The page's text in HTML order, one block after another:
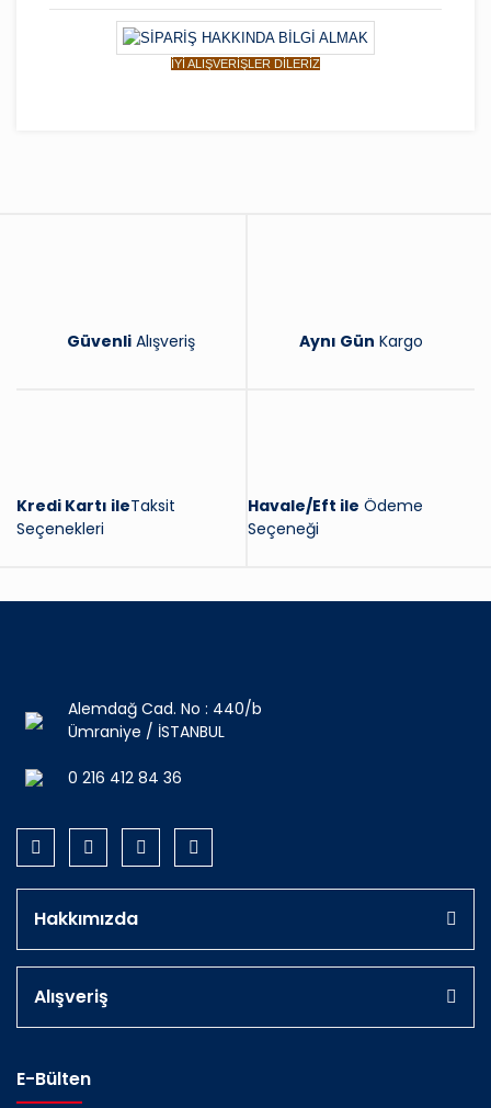
İYİ ALIŞVERİŞLER DİLERİZ
Güvenli Alışveriş Aynı Gün Kargo
Kredi Kartı ileTaksit
Seçenekleri
Havale/Eft ile Ödeme
Seçeneği
Alemdağ Cad. No : 440/b
Ümraniye / İSTANBUL
0 216 412 84 36
Hakkımızda
Alışveriş
E-Bülten